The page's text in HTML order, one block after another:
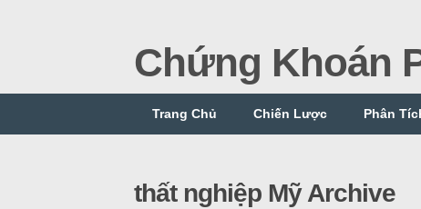
Chứng Khoán
Trang Chủ Chiến Lược Phân
thất nghiệp Mỹ Archive